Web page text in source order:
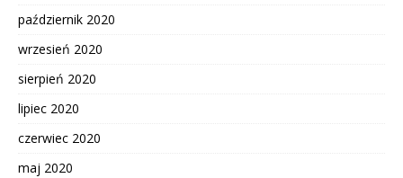
październik 2020
wrzesień 2020
sierpień 2020
lipiec 2020
czerwiec 2020
maj 2020